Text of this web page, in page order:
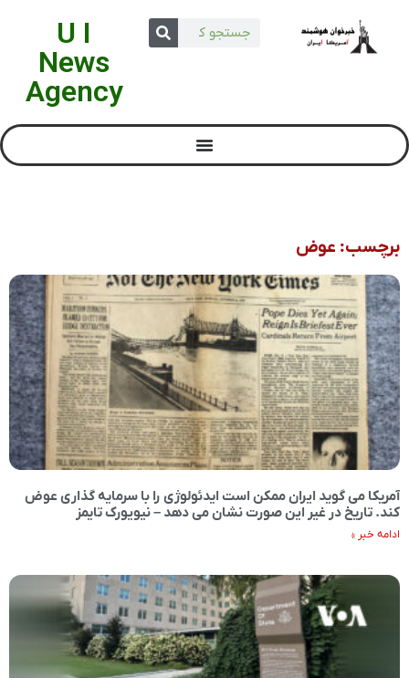
U I
News
Agency
برچسب: عوض
آمریکا می گوید ایران ممکن است ایدئولوژی را با سرمایه گذاری عوض
کند. تاریخ در غیر این صورت نشان می دهد – نیویورک تایمز
ادامه خبر »